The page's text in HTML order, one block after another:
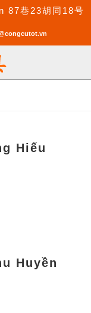
87巷23胡同18号
Hiếu
Huyền